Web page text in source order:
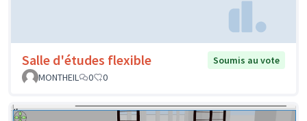
Salle d'études flexible
Soumis au vote
MONTHEIL
0 0